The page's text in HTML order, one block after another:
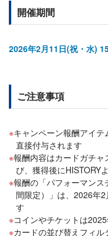
開催期間
2026年2月11日(祝・水)
ご注意事項
キャンペーン報酬アイ
直接付与されます
報酬内容はカードガチャ
び、獲得後にHISTORY
報酬の「パフォーマン
間限定）」は、2026年
す
コインやチケットは
カードの並び替えフィ